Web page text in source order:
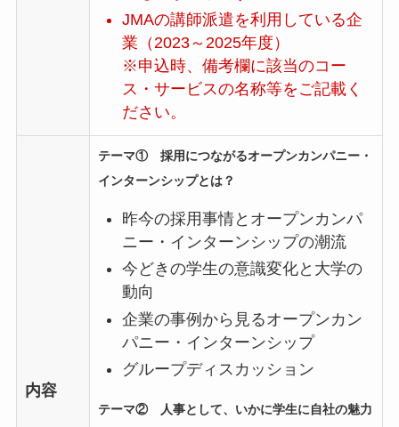
JMAの講師派遣を利用している企
業（2023～2025年度）
※申込時、備考欄に該当のコー
ス・サービスの名称等をご記載く
ださい。
内容
テーマ① 採用につながるオープンカンパニー・
インターンシップとは？
昨今の採用事情とオープンカンパ
ニー・インターンシップの潮流
今どきの学生の意識変化と大学の
動向
企業の事例から見るオープンカン
パニー・インターンシップ
グループディスカッション
テーマ② 人事として、いかに学生に自社の魅力